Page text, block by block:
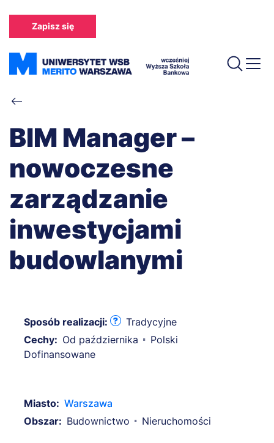
treści
Zapisz się
Ścieżka
nawigacyjna
BIM Manager –
nowoczesne
zarządzanie
inwestycjami
budowlanymi
Sposób realizacji:
Tradycyjne
Cechy: Od października
Polski
Dofinansowane
Miasto: Warszawa
Obszar: Budownictwo Nieruchomości